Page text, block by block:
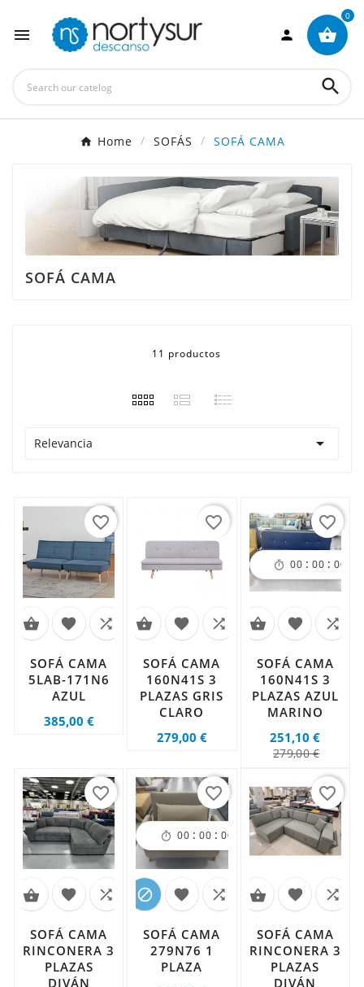
  
0

Home SOFÁS SOFÁ CAMA
SOFÁ CAMA
11 productos
Relevancia 
  
SOFÁ CAMA
5LAB-171N6
AZUL
385,00 €Precio
favorite_border
  
SOFÁ CAMA
160N41S 3
PLAZAS GRIS
CLARO
279,00 €Precio
favorite_border
 00 : 00 : 00
  
SOFÁ CAMA
160N41S 3
PLAZAS AZUL
MARINO
251,10 €
279,00 €
favorite_border
  
SOFÁ CAMA
RINCONERA 3
PLAZAS
DIVÁN
favorite_border
 00 : 00 : 00 00
  
SOFÁ CAMA
279N76 1
PLAZA
favorite_border
  
SOFÁ CAMA
RINCONERA 3
PLAZAS
DIVÁN
favorite_border
Crear lista de deseos ×
Cancelar Crear lista de deseos